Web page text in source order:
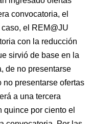
convocatoria, el
el REM@JU
con la reducción
sirvió de base en la
de no presentarse
no presentarse ofertas
a una tercera
por ciento el